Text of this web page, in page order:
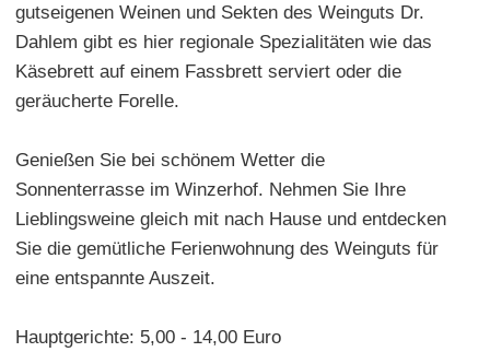
gutseigenen Weinen und Sekten des Weinguts Dr.
Dahlem gibt es hier regionale Spezialitäten wie das
Käsebrett auf einem Fassbrett serviert oder die
geräucherte Forelle.
Genießen Sie bei schönem Wetter die
Sonnenterrasse im Winzerhof. Nehmen Sie Ihre
Lieblingsweine gleich mit nach Hause und entdecken
Sie die gemütliche Ferienwohnung des Weinguts für
eine entspannte Auszeit.
Hauptgerichte: 5,00 - 14,00 Euro